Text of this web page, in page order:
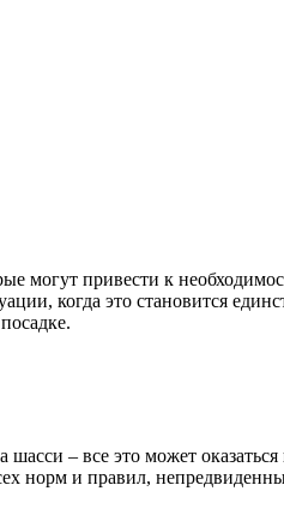
могут привести к
когда это становится
– все это может
норм и правил,